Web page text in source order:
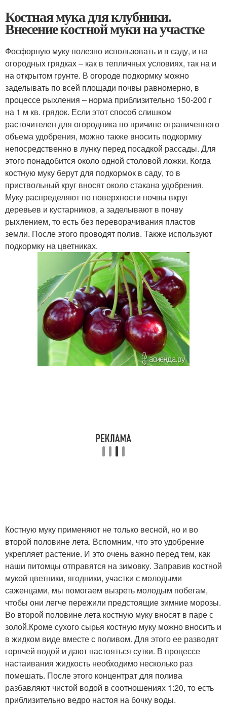
Костная мука для клубники.
Внесение костной муки на участке
Фосфорную муку полезно использовать и в саду, и на
огородных грядках – как в тепличных условиях, так на и
на открытом грунте. В огороде подкормку можно
заделывать по всей площади почвы равномерно, в
процессе рыхления – норма приблизительно 150-200 г
на 1 м кв. грядок. Если этот способ слишком
расточителен для огородника по причине ограниченного
объема удобрения, можно также вносить подкормку
непосредственно в лунку перед посадкой рассады. Для
этого понадобится около одной столовой ложки. Когда
костную муку берут для подкормок в саду, то в
приствольный круг вносят около стакана удобрения.
Муку распределяют по поверхности почвы вкруг
деревьев и кустарников, а заделывают в почву
рыхлением, то есть без переворачивания пластов
земли. После этого проводят полив. Также используют
подкормку на цветниках.
Костную муку применяют не только весной, но и во
второй половине лета. Вспомним, что это удобрение
укрепляет растение. И это очень важно перед тем, как
наши питомцы отправятся на зимовку. Заправив костной
мукой цветники, ягодники, участки с молодыми
саженцами, мы помогаем вызреть молодым побегам,
чтобы они легче пережили предстоящие зимние морозы.
Во второй половине лета костную муку вносят в паре с
золой.Кроме сухого сырья костную муку можно вносить и
в жидком виде вместе с поливом. Для этого ее разводят
горячей водой и дают настояться сутки. В процессе
настаивания жидкость необходимо несколько раз
помешать. После этого концентрат для полива
разбавляют чистой водой в соотношениях 1:20, то есть
приблизительно ведро настоя на бочку воды.